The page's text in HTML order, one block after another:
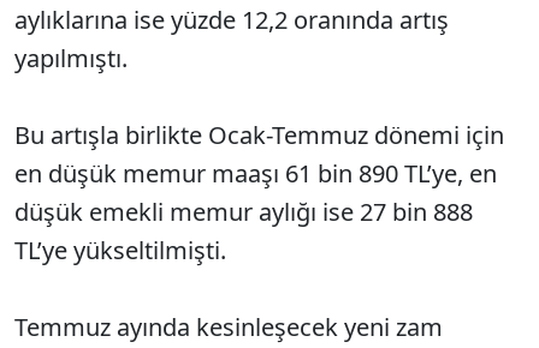
aylıklarına ise yüzde 12,2 oranında artış
yapılmıştı.
Bu artışla birlikte Ocak-Temmuz dönemi için
en düşük memur maaşı 61 bin 890 TL’ye, en
düşük emekli memur aylığı ise 27 bin 888
TL’ye yükseltilmişti.
Temmuz ayında kesinleşecek yeni zam